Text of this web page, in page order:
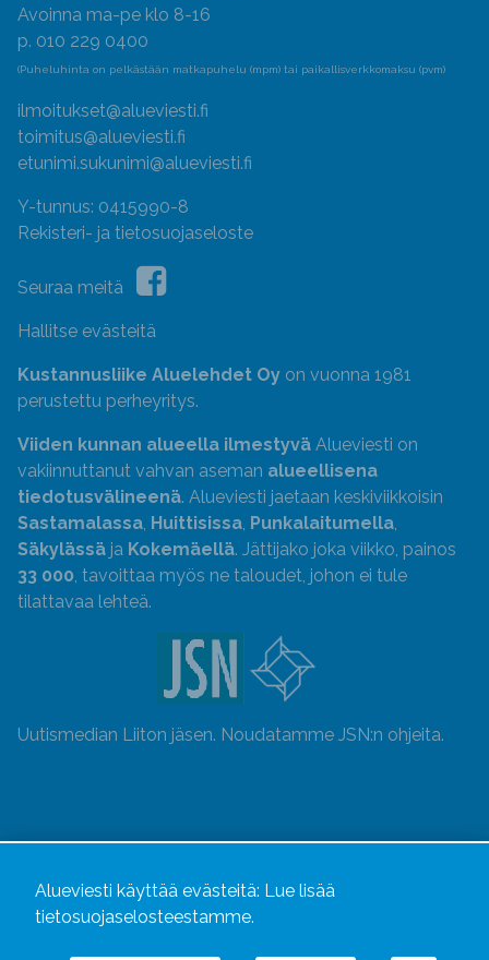
Avoinna ma-pe klo 8-16
p. 010 229 0400
(Puheluhinta on pelkästään matkapuhelu (mpm) tai paikallisverkkomaksu (pvm)
ilmoitukset@alueviesti.fi
toimitus@alueviesti.fi
etunimi.sukunimi@alueviesti.fi
Y-tunnus: 0415990-8
Rekisteri- ja tietosuojaseloste
Seuraa meitä
Hallitse evästeitä
Kustannusliike Aluelehdet Oy on vuonna 1981
perustettu perheyritys.
Viiden kunnan alueella ilmestyvä Alueviesti on
vakiinnuttanut vahvan aseman alueellisena
tiedotusvälineenä. Alueviesti jaetaan keskiviikkoisin
Sastamalassa, Huittisissa, Punkalaitumella,
Säkylässä ja Kokemäellä. Jättijako joka viikko, painos
33 000, tavoittaa myös ne taloudet, johon ei tule
tilattavaa lehteä.
Uutismedian Liiton jäsen. Noudatamme JSN:n ohjeita.
Alueviesti käyttää evästeitä: Lue lisää
tietosuojaselosteestamme.